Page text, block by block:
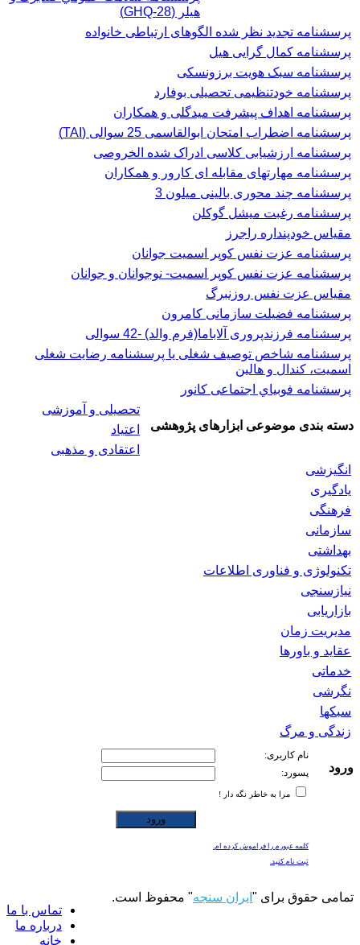
هیلر (GHQ-28)
پرسشنامه تجدید نظر شده الگوهای ارتباطی خانواده
پرسشنامه کمال گرایی هیل
پرسشنامه سبک هویت برزونسکی
پرسشنامه خودتنظیمی تحصیلی بوفارد
پرسشنامه اهداف پیشرفت میدگلی و همکاران
پرسشنامه اضطراب امتحان ابوالقاسمی 25 سوالی (TAI)
پرسشنامه ارزشیابی کلاسی ادراک شده الخروصی
پرسشنامه مهارتهای مقابله ای کارور و همکاران
پرسشنامه چند محوری بالینی میلون 3
پرسشنامه رغبت ميشل گوكلن
مقیاس خودپنداره راجرز
پرسشنامه عزت نفس كوپر اسميت جوانان
پرسشنامه عزت نفس کوپر اسمیت- نوجوانان و جوانان
مقیاس عزت نفس روزنبرگ
پرسشنامه فضیلت سازمانی کامرون
پرسشنامه فرزندپروری آلاباما(فرم والد) -42 سوالی
پرسشنامه شاخص توصیف شغلی یا پرسشنامه رضایت شغلی
اسميت، كندال و هالين
پرسشنامه فوبياي اجتماعی کانور
دسته بندی موضوعی ابزارهای پژوهشی
تحصیلی و آموزشی
اعتیاد
اعتقادی و مذهبی
انگیزشی
یادگیری
فرهنگی
سازمانی
بهداشتی
تکنولوژی و فناوری اطلاعات
نیازسنجی
بازاریابی
مدیریت زمان
عقاید و باورها
خدماتی
نگرشی
سبکها
زندگی و مرگ
ورود
نام کاربری:
پسورد:
مرا به خاطر نگه دار !
کلمه عبورم را فراموش کرده ام.
ثبت نام کنید.
تماس با ما
درباره ما
خانه
تمامی حقوق برای " ایران سنجه" محفوظ است.